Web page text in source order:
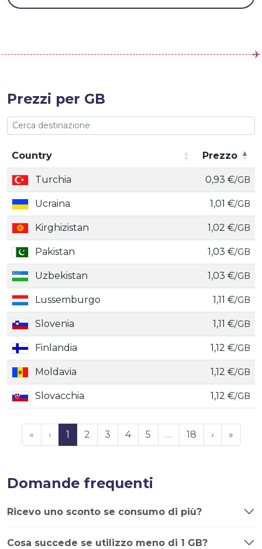
Prezzi per GB
Country
Prezzo
Country
Prezzo
Turchia 0,93 €/GB
Ucraina 1,01 €/GB
Kirghizistan 1,02 €/GB
Pakistan 1,03 €/GB
Uzbekistan 1,03 €/GB
Lussemburgo 1,11 €/GB
Slovenia 1,11 €/GB
Finlandia 1,12 €/GB
Moldavia 1,12 €/GB
Slovacchia 1,12 €/GB
« ‹ 1 2 3 4 5 … 18 › »
Domande frequenti
Ricevo uno sconto se consumo di più?
Cosa succede se utilizzo meno di 1 GB?